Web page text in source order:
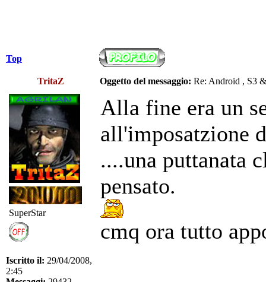
Top
TritaZ Oggetto del messaggio: Re: Android , S3
SuperStar
Iscritto il: 29/04/2008,
2:45
Alla fine era un
all'imposatzione
....una puttanata
pensato.
cmq ora tutto